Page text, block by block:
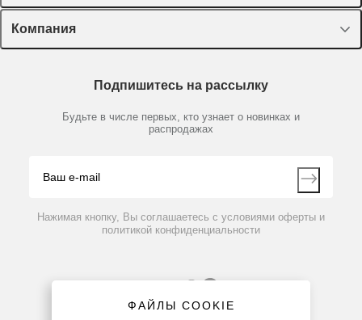
Оборудование, приборы
Пластик, стекло, принадлежности
Химические реактивы, препараты, наборы
Производители
Лекторий Диаэм
Доставка и оплата
Мобильное приложение
Компания
Партнеры
Контакты
Подпишитесь на рассылку
Будьте в числе первых, кто узнает о новинках и
распродажах
Нажимая кнопку, Вы соглашаетесь с условиями оферты и
политикой конфиденциальности
ФАЙЛЫ COOKIE